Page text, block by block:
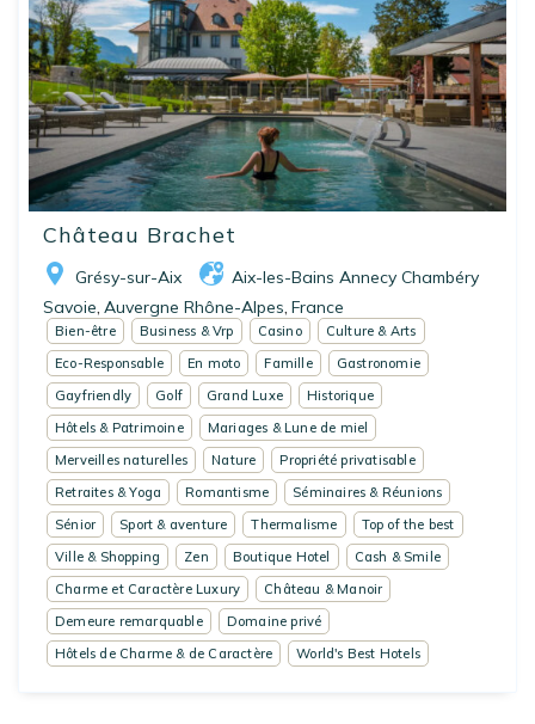
Château Brachet
Grésy-sur-Aix
Aix-les-Bains Annecy Chambéry
Savoie, Auvergne Rhône-Alpes, France
Bien-être Business & Vrp Casino
Culture & Arts
Eco-Responsable
En moto Famille
Gastronomie
Gayfriendly
Golf Grand Luxe
Historique
Hôtels & Patrimoine
Mariages & Lune de miel
Merveilles naturelles
Nature
Propriété privatisable
Retraites & Yoga
Romantisme
Séminaires & Réunions
Sénior
Sport & aventure Thermalisme
Top of the best
Ville & Shopping
Zen Boutique Hotel
Cash & Smile
Charme et Caractère Luxury
Château & Manoir
Demeure remarquable
Domaine privé
Hôtels de Charme & de Caractère
World's Best Hotels